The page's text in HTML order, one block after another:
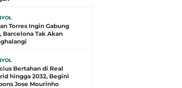
Torres Ingin Gabung
Barcelona Tak Akan
Bertahan di Real
hingga 2032, Begini
Jose Mourinho